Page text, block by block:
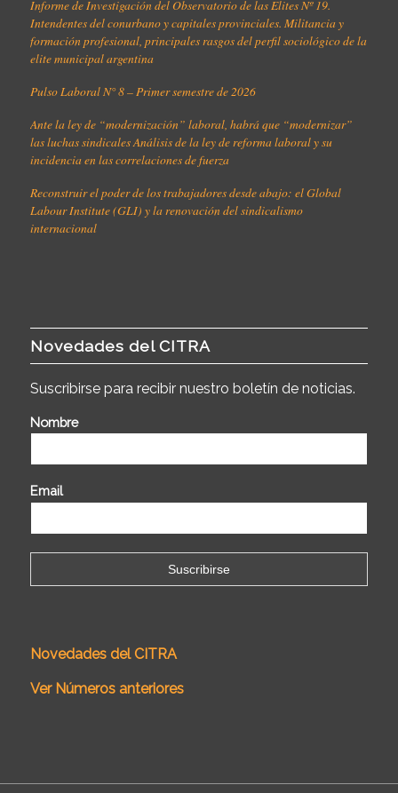
Informe de Investigación del Observatorio de las Elites Nº 19.
Intendentes del conurbano y capitales provinciales. Militancia y
formación profesional, principales rasgos del perfil sociológico de la
elite municipal argentina
Pulso Laboral N° 8 – Primer semestre de 2026
Ante la ley de “modernización” laboral, habrá que “modernizar”
las luchas sindicales Análisis de la ley de reforma laboral y su
incidencia en las correlaciones de fuerza
Reconstruir el poder de los trabajadores desde abajo: el Global
Labour Institute (GLI) y la renovación del sindicalismo
internacional
Novedades del CITRA
Suscribirse para recibir nuestro boletín de noticias.
Nombre
Email
Novedades del CITRA
Ver Números anteriores